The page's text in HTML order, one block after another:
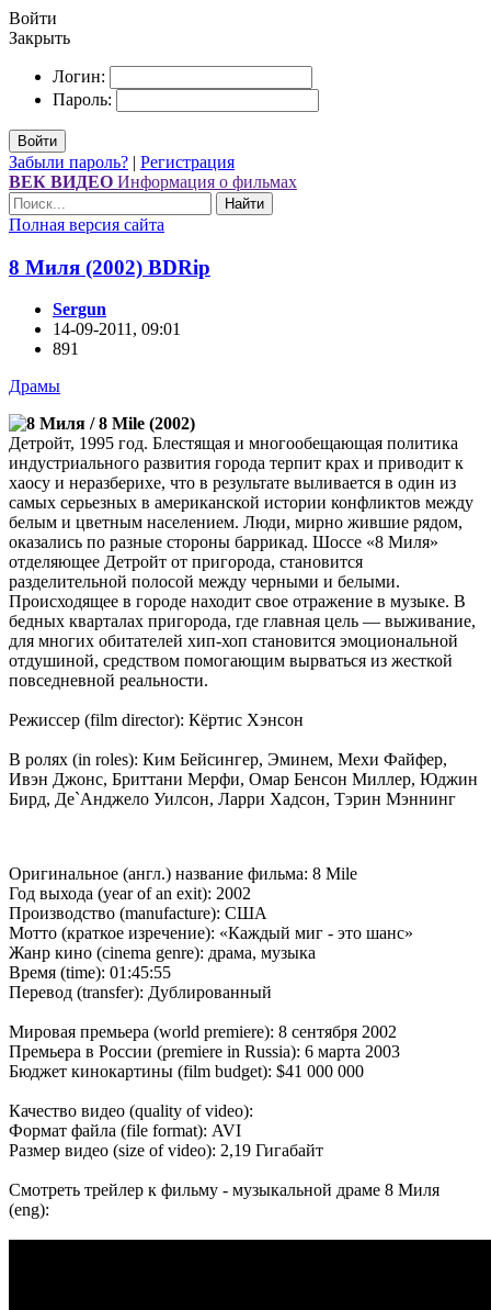
Войти
Закрыть
Логин:
Пароль:
Войти
Забыли пароль? | Регистрация
ВЕК ВИДЕО Информация о фильмах
Найти
Полная версия сайта
8 Миля (2002) ВDRір
Sergun
14-09-2011, 09:01
891
Драмы
Детройт, 1995 год. Блестящая и многообещающая политика
индустриального развития города терпит крах и приводит к
хаосу и неразберихе, что в результате выливается в один из
самых серьезных в американской истории конфликтов между
белым и цветным населением. Люди, мирно жившие рядом,
оказались по разные стороны баррикад. Шоссе «8 Миля»
отделяющее Детройт от пригорода, становится
разделительной полосой между черными и белыми.
Происходящее в городе находит свое отражение в музыке. В
бедных кварталах пригорода, где главная цель — выживание,
для многих обитателей хип-хоп становится эмоциональной
отдушиной, средством помогающим вырваться из жесткой
повседневной реальности.
Режиссер (film director): Кёртис Хэнсон
В ролях (in roles): Ким Бейсингер, Эминем, Мехи Файфер,
Ивэн Джонс, Бриттани Мерфи, Омар Бенсон Миллер, Юджин
Бирд, Де`Анджело Уилсон, Ларри Хадсон, Тэрин Мэннинг
Оригинальное (англ.) название фильма: 8 Mile
Год выхода (year of an exit): 2002
Производство (manufacture): США
Мотто (краткое изречение): «Каждый миг - это шанс»
Жанр кино (cinema genre): драма, музыка
Время (time): 01:45:55
Перевод (transfer): Дублированный
Мировая премьера (world premiere): 8 сентября 2002
Премьера в России (premiere in Russia): 6 марта 2003
Бюджет кинокартины (film budget): $41 000 000
Качество видео (quality of video):
Формат файла (file format): AVI
Размер видео (size of video): 2,19 Гигабайт
Смотреть трейлер к фильму - музыкальной драме 8 Миля
(eng):